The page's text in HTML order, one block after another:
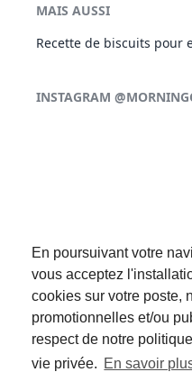
En poursuivant votre
vous acceptez
cookies sur votre poste,
promotionnelles et/ou
respect de notre
vie privée. En savoir
MAIS AUSSI
Recette de biscuits pour
INSTAGRAM
SUIVEZ-NOUS :